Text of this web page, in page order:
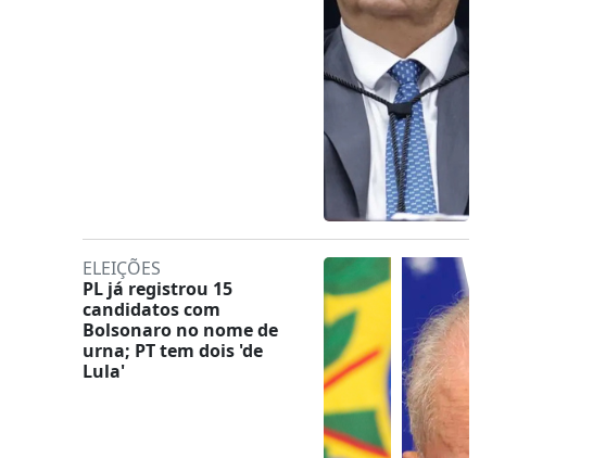
ELEIÇÕES
PL já registrou 15
candidatos com
Bolsonaro no nome de
urna; PT tem dois 'de
Lula'